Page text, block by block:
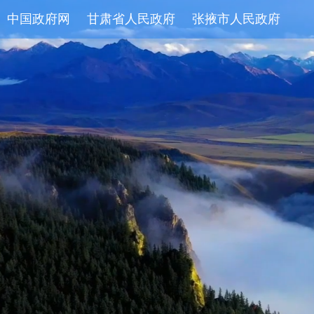
中国政府网 甘肃省人民政府 张掖市人民政府